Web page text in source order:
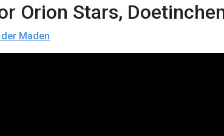
Orion Stars,
Maden